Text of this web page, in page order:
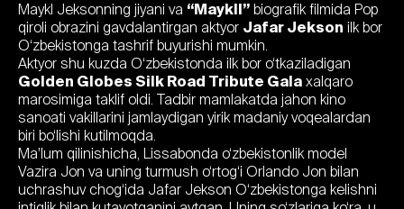
Maykl Jeksonning jiyani va “Maykll” biografik filmida Pop
qiroli obrazini gavdalantirgan aktyor Jafar Jekson ilk bor
O‘zbekistonga tashrif buyurishi mumkin.
Aktyor shu kuzda O‘zbekistonda ilk bor o‘tkaziladigan
Golden Globes Silk Road Tribute Gala xalqaro
marosimiga taklif oldi. Tadbir mamlakatda jahon kino
sanoati vakillarini jamlaydigan yirik madaniy voqealardan
biri bo‘lishi kutilmoqda.
Ma’lum qilinishicha, Lissabonda o‘zbekistonlik model
Vazira Jon va uning turmush o‘rtog‘i Orlando Jon bilan
uchrashuv chog‘ida Jafar Jekson O‘zbekistonga kelishni